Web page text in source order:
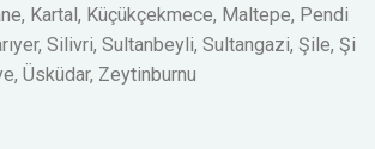
Kartal, Küçükçekmece, Maltepe, Pendi
Silivri, Sultanbeyli, Sultangazi, Şile, Şi
Üsküdar, Zeytinburnu